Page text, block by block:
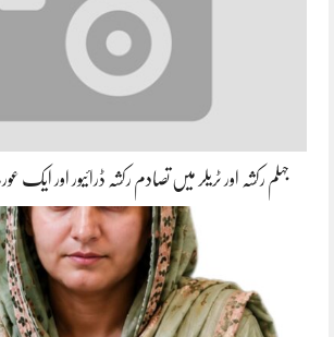
جہلم رکشہ اور ٹریلر میں تصادم رکشہ ڈرائیور اور ایک